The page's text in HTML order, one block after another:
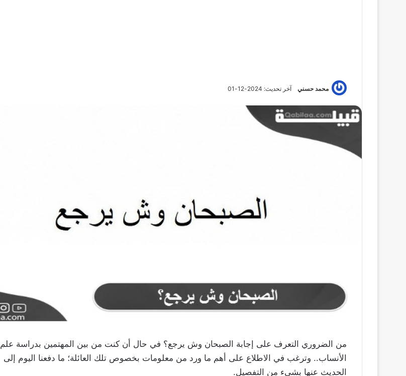
محمد حسني آخر تحديث: 2024-12-01
من الضروري التعرف على إجابة الصبحان وش يرجع؟ في حال أن كنت من بين المهتمين بدراسة علم
الأنساب.. وترغب في الاطلاع على أهم ما ورد من معلومات بخصوص تلك العائلة؛ ما دفعنا اليوم إلى
الحديث عنها بشيء من التفصيل.